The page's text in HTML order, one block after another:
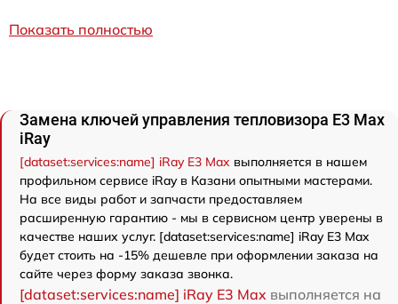
Показать полностью
Замена ключей управления тепловизора E3 Max
iRay
[dataset:services:name] iRay E3 Max выполняется в нашем
профильном сервисе iRay в Казани опытными мастерами.
На все виды работ и запчасти предоставляем
расширенную гарантию - мы в сервисном центр уверены в
качестве наших услуг. [dataset:services:name] iRay E3 Max
будет стоить на -15% дешевле при оформлении заказа на
сайте через форму заказа звонка.
[dataset:services:name] iRay E3 Max выполняется на